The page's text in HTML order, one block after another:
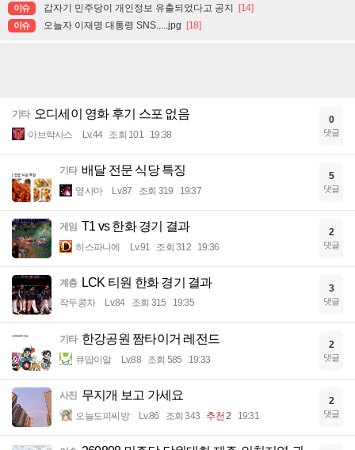
이슈 갑자기 민주당이 개인정보 유출되었다고 공지 [14]
이슈 오늘자 이재명 대통령 SNS.....jpg [18]
기타 오디세이 영화 후기 스포 없음
아브락사스 Lv.44 조회 101 19:38
0
댓글
기타 배달 전문 식당 특징
옆사마 Lv.87 조회 319 19:37
5
댓글
게임 T1 vs 한화 경기 결과
히스파니에 Lv.91 조회 312 19:36
2
댓글
계층 LCK 티원 한화 경기 결과
작두콩차 Lv.84 조회 315 19:35
3
댓글
기타 한강공원 짬타이거 레전드
큐땁이알 Lv.88 조회 585 19:33
2
댓글
사진 무지개 보고 가세요
오늘도피씨방 Lv.86 조회 343 추천 2 19:31
2
댓글